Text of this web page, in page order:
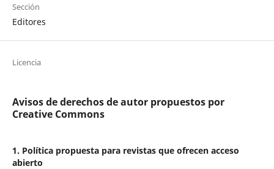
Sección
Editores
Licencia
Avisos de derechos de autor propuestos por
Creative Commons
1. Política propuesta para revistas que ofrecen acceso
abierto